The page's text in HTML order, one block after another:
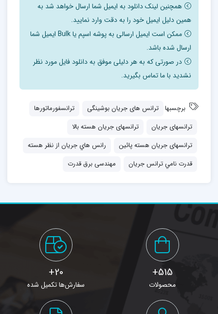
همچنین لینک دانلود به ایمیل شما ارسال خواهد شد به
همین دلیل ایمیل خود را به دقت وارد نمایید.
ممکن است ایمیل ارسالی به پوشه اسپم یا Bulk ایمیل شما
ارسال شده باشد.
در صورتی که به هر دلیلی موفق به دانلود فایل مورد نظر
نشدید با ما تماس بگیرید.
برچسبها ترانس های جریان بوشینگی
ترانسفورماتورها
ترانسهای جریان
ترانسهای جریان هسته بالا
ترانسهای جریان هسته پائین
رانس هاي جريان از نظر هسته
قدرت نامي ترانس جريان
مهندسی برق قدرت
515+
محصولات
20+
سفارش‌ها تکمیل شده